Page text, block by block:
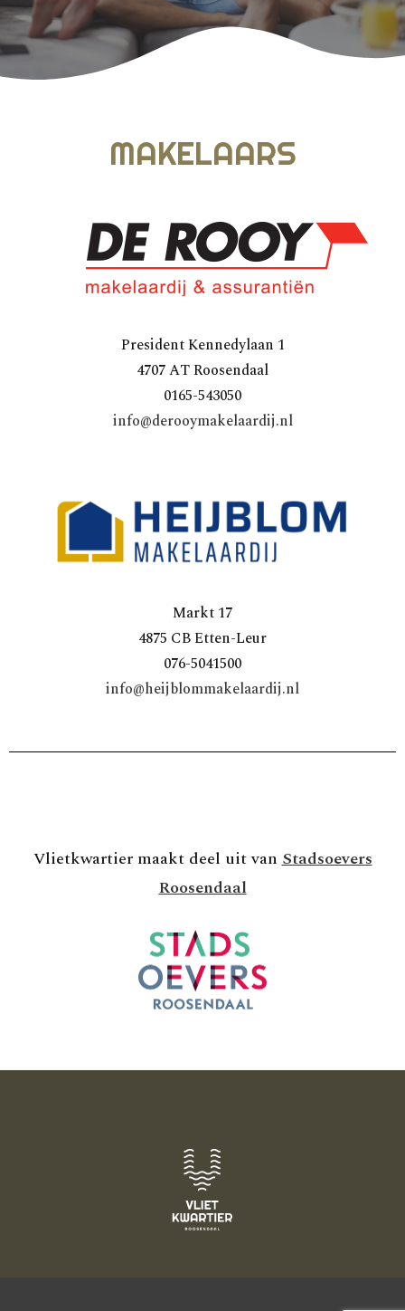
MAKELAARS
President Kennedylaan 1
4707 AT Roosendaal
0165-543050
info@derooymakelaardij.nl
Markt 17
4875 CB Etten-Leur
076-5041500
info@heijblommakelaardij.nl
Vlietkwartier maakt deel uit vanStadsoevers
Roosendaal